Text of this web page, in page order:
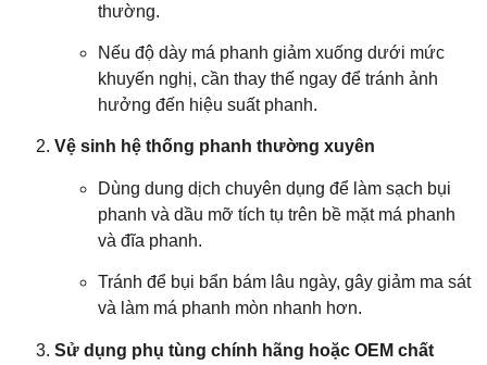
thường.
Nếu độ dày má phanh giảm xuống dưới mức
khuyến nghị, cần thay thế ngay để tránh ảnh
hưởng đến hiệu suất phanh.
Vệ sinh hệ thống phanh thường xuyên
Dùng dung dịch chuyên dụng để làm sạch bụi
phanh và dầu mỡ tích tụ trên bề mặt má phanh
và đĩa phanh.
Tránh để bụi bẩn bám lâu ngày, gây giảm ma sát
và làm má phanh mòn nhanh hơn.
Sử dụng phụ tùng chính hãng hoặc OEM chất